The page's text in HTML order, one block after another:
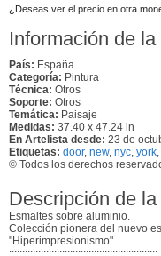
¿Deseas ver el precio en otra
Información de la
País: España
Categoría: Pintura
Técnica: Otros
Soporte: Otros
Temática: Paisaje
Medidas: 37.40 x 47.24 in
En Artelista desde: 23 de
Etiquetas: door, new, nyc, york,
© Todos los derechos
Descripción de la
Esmaltes sobre aluminio.
Colección pionera del nuevo
"Hiperimpresionismo".